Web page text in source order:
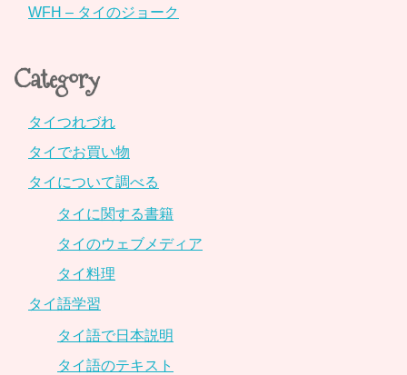
WFH – タイのジョーク
Category
タイつれづれ
タイでお買い物
タイについて調べる
タイに関する書籍
タイのウェブメディア
タイ料理
タイ語学習
タイ語で日本説明
タイ語のテキスト